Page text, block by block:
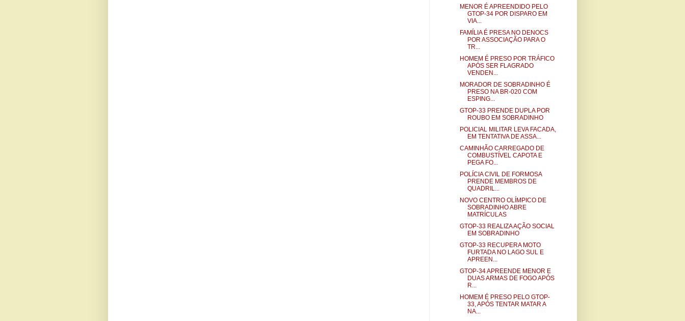
MENOR É APREENDIDO PELO
GTOP-34 POR DISPARO EM
VIA...
FAMÍLIA É PRESA NO DENOCS
POR ASSOCIAÇÃO PARA O
TR...
HOMEM É PRESO POR TRÁFICO
APÓS SER FLAGRADO
VENDEN...
MORADOR DE SOBRADINHO É
PRESO NA BR-020 COM
ESPING...
GTOP-33 PRENDE DUPLA POR
ROUBO EM SOBRADINHO
POLICIAL MILITAR LEVA FACADA,
EM TENTATIVA DE ASSA...
CAMINHÃO CARREGADO DE
COMBUSTÍVEL CAPOTA E
PEGA FO...
POLÍCIA CIVIL DE FORMOSA
PRENDE MEMBROS DE
QUADRIL...
NOVO CENTRO OLÍMPICO DE
SOBRADINHO ABRE
MATRÍCULAS
GTOP-33 REALIZA AÇÃO SOCIAL
EM SOBRADINHO
GTOP-33 RECUPERA MOTO
FURTADA NO LAGO SUL E
APREEN...
GTOP-34 APREENDE MENOR E
DUAS ARMAS DE FOGO APÓS
R...
HOMEM É PRESO PELO GTOP-
33, APÓS TENTAR MATAR A
NA...